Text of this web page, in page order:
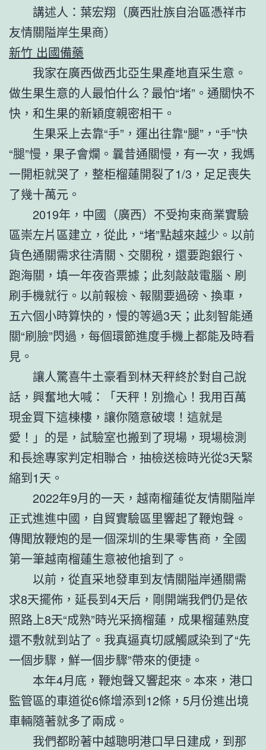
講述人：葉宏翔（廣西壯族自治區憑祥市
友情關隘岸生果商）
新竹 出國備藥
我家在廣西做西北亞生果產地直采生意。
做生果生意的人最怕什么？最怕“堵”。通關快不
快，和生果的新穎度親密相干。
生果采上去靠“手”，運出往靠“腿”，“手”快
“腿”慢，果子會爛。曩昔通關慢，有一次，我媽
一開柜就哭了，整柜榴蓮開裂了1/3，足足喪失
了幾十萬元。
2019年，中國（廣西）不受拘束商業實驗
區崇左片區建立，從此，“堵”點越來越少。以前
貨色通關需求往清關、交關稅，還要跑銀行、
跑海關，填一年夜沓票據；此刻敲敲電腦、刷
刷手機就行。以前報檢、報關要過磅、換車，
五六個小時算快的，慢的等過3天；此刻智能通
關“刷臉”閃過，每個環節進度手機上都能及時看
見。
讓人驚喜牛土豪看到林天秤終於對自己說
話，興奮地大喊：「天秤！別擔心！我用百萬
現金買下這棟樓，讓你隨意破壞！這就是
愛！」的是，試驗室也搬到了現場，現場檢測
和長途專家判定相聯合，抽檢送檢時光從3天緊
縮到1天。
2022年9月的一天，越南榴蓮從友情關隘岸
正式進進中國，自貿實驗區里響起了鞭炮聲。
傳聞放鞭炮的是一個深圳的生果零售商，全國
第一筆越南榴蓮生意被他搶到了。
以前，從直采地發車到友情關隘岸通關需
求8天擺佈，延長到4天后，剛開端我們仍是依
照路上8天“成熟”時光采摘榴蓮，成果榴蓮熟度
還不敷就到站了。我真逼真切感觸感染到了“先
一個步驟，鮮一個步驟”帶來的便捷。
本年4月底，鞭炮聲又響起來。本來，港口
監管區的車道從6條增添到12條，5月份進出境
車輛隨著就多了兩成。
我們都盼著中越聰明港口早日建成，到那